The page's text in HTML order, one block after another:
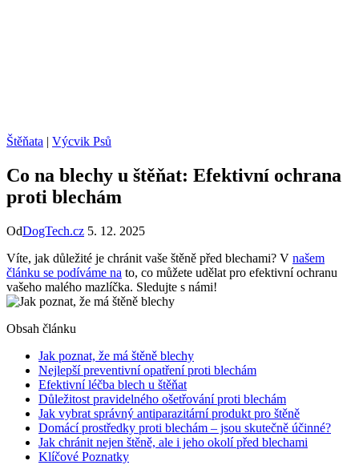
Štěňata | Výcvik Psů
Co na blechy u štěňat: Efektivní ochrana
proti blechám
OdDogTech.cz 5. 12. 2025
Víte, jak důležité je chránit vaše štěně před blechami? V našem
článku se podíváme na to, co můžete udělat pro efektivní ochranu
vašeho malého mazlíčka. Sledujte s námi!
Obsah článku
Jak poznat, že má štěně blechy
Nejlepší preventivní opatření proti blechám
Efektivní léčba blech u štěňat
Důležitost pravidelného ošetřování proti blechám
Jak vybrat správný antiparazitární produkt pro štěně
Domácí prostředky proti blechám – jsou skutečně účinné?
Jak chránit nejen štěně, ale i jeho okolí před blechami
Klíčové Poznatky